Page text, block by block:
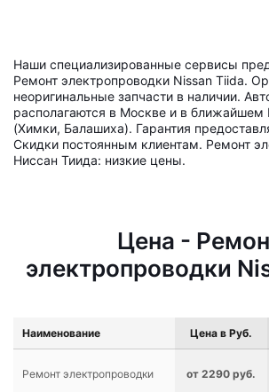
Наши специализированные сервисы
Ремонт электропроводки Nissan Tiida.
неоригинальные запчасти в наличии.
располагаются в Москве и в ближайшем
(Химки, Балашиха). Гарантия
Скидки постоянным клиентам. Ремонт
Ниссан Тиида: низкие цены.
Цена -
электропроводки
Наименование Цена в Руб.
Ремонт электропроводки от 2290 руб.